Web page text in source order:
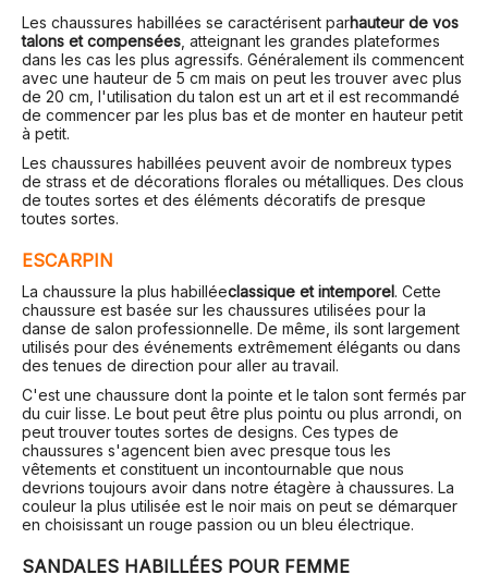
Les chaussures habillées se caractérisent parhauteur de vos
talons et compensées, atteignant les grandes plateformes
dans les cas les plus agressifs. Généralement ils commencent
avec une hauteur de 5 cm mais on peut les trouver avec plus
de 20 cm, l'utilisation du talon est un art et il est recommandé
de commencer par les plus bas et de monter en hauteur petit
à petit.
Les chaussures habillées peuvent avoir de nombreux types
de strass et de décorations florales ou métalliques. Des clous
de toutes sortes et des éléments décoratifs de presque
toutes sortes.
ESCARPIN
La chaussure la plus habilléeclassique et intemporel. Cette
chaussure est basée sur les chaussures utilisées pour la
danse de salon professionnelle. De même, ils sont largement
utilisés pour des événements extrêmement élégants ou dans
des tenues de direction pour aller au travail.
C'est une chaussure dont la pointe et le talon sont fermés par
du cuir lisse. Le bout peut être plus pointu ou plus arrondi, on
peut trouver toutes sortes de designs. Ces types de
chaussures s'agencent bien avec presque tous les
vêtements et constituent un incontournable que nous
devrions toujours avoir dans notre étagère à chaussures. La
couleur la plus utilisée est le noir mais on peut se démarquer
en choisissant un rouge passion ou un bleu électrique.
SANDALES HABILLÉES POUR FEMME